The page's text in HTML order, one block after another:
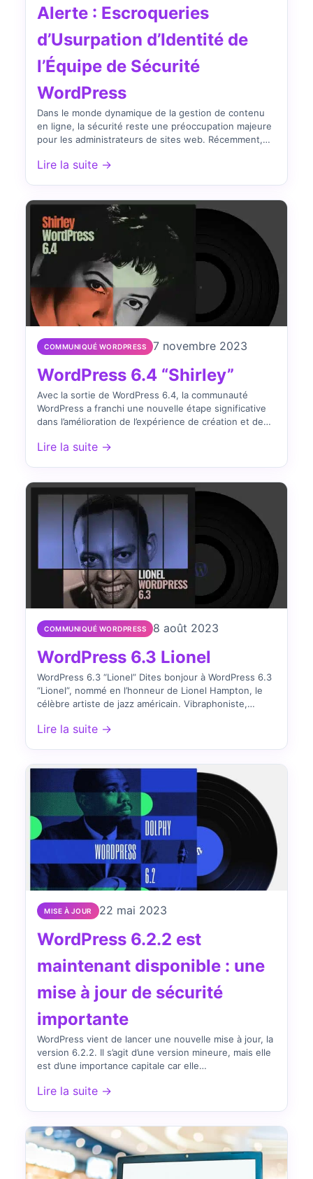
Alerte : Escroqueries
d’Usurpation d’Identité de
l’Équipe de Sécurité
WordPress
Dans le monde dynamique de la gestion de contenu
en ligne, la sécurité reste une préoccupation majeure
pour les administrateurs de sites web. Récemment,
Lire la suite →
COMMUNIQUÉ WORDPRESS 7 novembre 2023
WordPress 6.4 “Shirley”
Avec la sortie de WordPress 6.4, la communauté
WordPress a franchi une nouvelle étape significative
dans l’amélioration de l’expérience de création et de
Lire la suite →
COMMUNIQUÉ WORDPRESS 8 août 2023
WordPress 6.3 Lionel
WordPress 6.3 “Lionel” Dites bonjour à WordPress 6.3
“Lionel”, nommé en l’honneur de Lionel Hampton, le
célèbre artiste de jazz américain. Vibraphoniste,
Lire la suite →
MISE À JOUR 22 mai 2023
WordPress 6.2.2 est
maintenant disponible : une
mise à jour de sécurité
importante
WordPress vient de lancer une nouvelle mise à jour, la
version 6.2.2. Il s’agit d’une version mineure, mais elle
est d’une importance capitale car elle…
Lire la suite →